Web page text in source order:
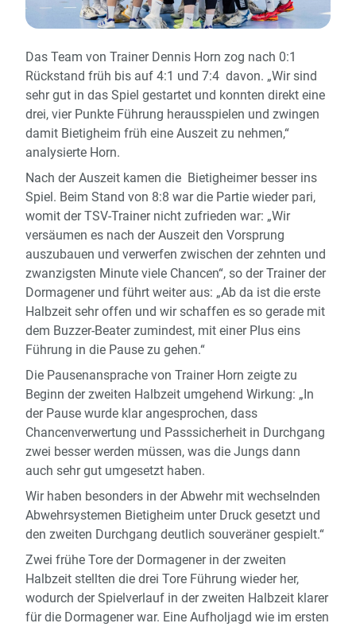
Das Team von Trainer Dennis Horn zog nach 0:1
Rückstand früh bis auf 4:1 und 7:4 davon. „Wir sind
sehr gut in das Spiel gestartet und konnten direkt eine
drei, vier Punkte Führung herausspielen und zwingen
damit Bietigheim früh eine Auszeit zu nehmen,“
analysierte Horn.
Nach der Auszeit kamen die Bietigheimer besser ins
Spiel. Beim Stand von 8:8 war die Partie wieder pari,
womit der TSV-Trainer nicht zufrieden war: „Wir
versäumen es nach der Auszeit den Vorsprung
auszubauen und verwerfen zwischen der zehnten und
zwanzigsten Minute viele Chancen“, so der Trainer der
Dormagener und führt weiter aus: „Ab da ist die erste
Halbzeit sehr offen und wir schaffen es so gerade mit
dem Buzzer-Beater zumindest, mit einer Plus eins
Führung in die Pause zu gehen.“
Die Pausenansprache von Trainer Horn zeigte zu
Beginn der zweiten Halbzeit umgehend Wirkung: „In
der Pause wurde klar angesprochen, dass
Chancenverwertung und Passsicherheit in Durchgang
zwei besser werden müssen, was die Jungs dann
auch sehr gut umgesetzt haben.
Wir haben besonders in der Abwehr mit wechselnden
Abwehrsystemen Bietigheim unter Druck gesetzt und
den zweiten Durchgang deutlich souveräner gespielt.“
Zwei frühe Tore der Dormagener in der zweiten
Halbzeit stellten die drei Tore Führung wieder her,
wodurch der Spielverlauf in der zweiten Halbzeit klarer
für die Dormagener war. Eine Aufholjagd wie im ersten